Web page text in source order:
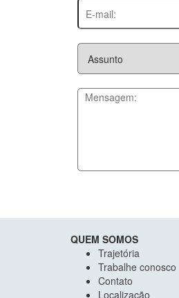
QUEM SOMOS
Trajetória
Trabalhe conosco
Contato
Localização